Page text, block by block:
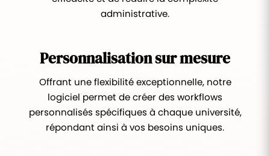
administrative.
Personnalisation sur mesure
Offrant une flexibilité exceptionnelle, notre
logiciel permet de créer des workflows
personnalisés spécifiques à chaque université,
répondant ainsi à vos besoins uniques.